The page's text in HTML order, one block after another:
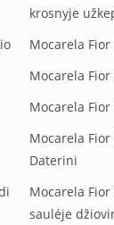
krosnyje
Mocarela
Mocarela
Mocarela
Mocarela
Daterini
Mocarela
saulėje